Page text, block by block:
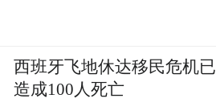
西班牙飞地休达移民危机已
造成100人死亡